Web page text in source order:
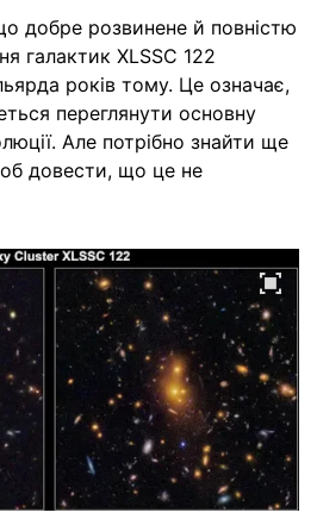
добре розвинене й повністю
галактик XLSSC 122
років тому. Це означає,
переглянути основну
Але потрібно знайти ще
довести, що це не